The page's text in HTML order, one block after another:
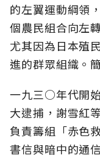
的左翼運動綱領
個農民組合向左
尤其因為日本殖
進的群眾組織。
一九三○年代開
大逮捕，謝雪紅
負責籌組「赤色
書信與暗中的通